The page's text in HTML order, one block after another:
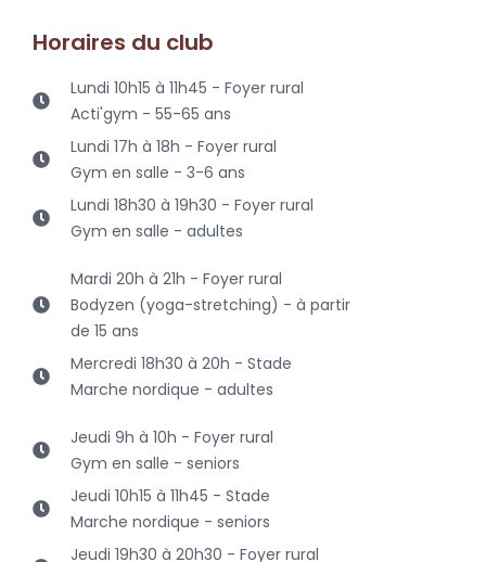
Horaires du club
Lundi 10h15 à 11h45 - Foyer rural
Acti'gym - 55-65 ans
Lundi 17h à 18h - Foyer rural
Gym en salle - 3-6 ans
Lundi 18h30 à 19h30 - Foyer rural
Gym en salle - adultes
Mardi 20h à 21h - Foyer rural
Bodyzen (yoga-stretching) - à partir
de 15 ans
Mercredi 18h30 à 20h - Stade
Marche nordique - adultes
Jeudi 9h à 10h - Foyer rural
Gym en salle - seniors
Jeudi 10h15 à 11h45 - Stade
Marche nordique - seniors
Jeudi 19h30 à 20h30 - Foyer rural